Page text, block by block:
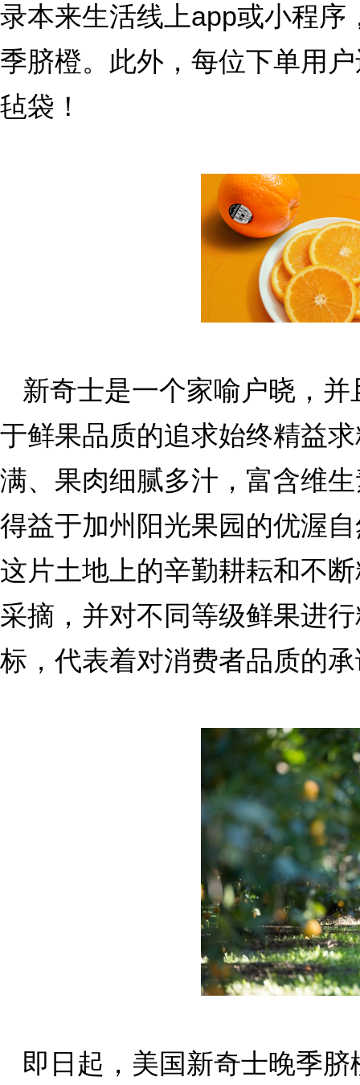
录本来生活线上app或小程
季脐橙。此外，每位下单用
毡袋！
新奇士是一个家喻户晓，
于鲜果品质的追求始终精益
满、果肉细腻多汁，富含维
得益于加州阳光果园的优渥
这片土地上的辛勤耕耘和不
采摘，并对不同等级鲜果进
标，代表着对消费者品质的
即日起，美国新奇士晚季